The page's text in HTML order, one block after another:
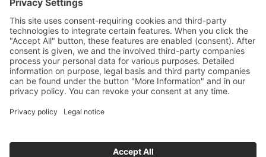
Cetearyl Glucoside:
Bitkisel bazlı bir emülgatördür; vücutla özdeş yağ alkolleri
ve vücutla özdeş glikoz (şeker) moleküllerinden oluşur.
© 2026 SkinIdent AG
info@drbaumanntr.com
GENEL İŞ KOŞULLARI
YAYINCI BILGILERI
VERI KORUMA